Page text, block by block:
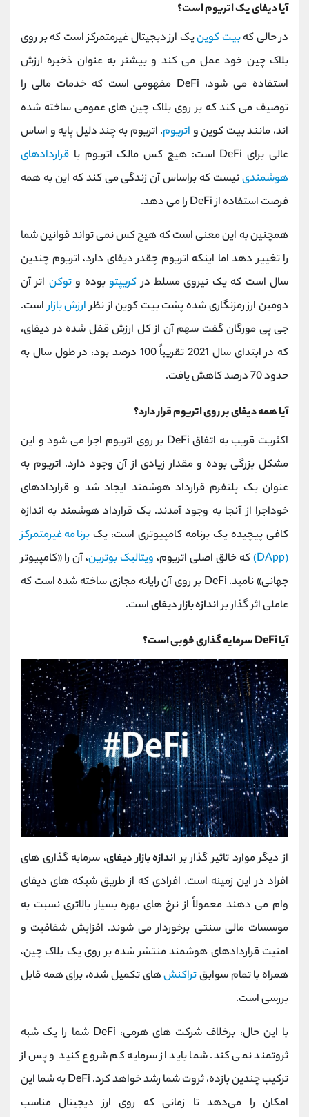
آیا دیفای یک اتریوم است؟
در حالی کهبیت کوینیک ارز دیجیتال غیرمتمرکز است که بر روی
بلاک چین خود عمل می کند و بیشتر به عنوان ذخیره ارزش
استفاده می شود، DeFi مفهومی است که خدمات مالی را
توصیف می کند که بر روی بلاک چین های عمومی ساخته شده
اند، مانند بیت کوین و اتریوم. اتریوم به چند دلیل پایه و اساس
عالی برای DeFi است: هیچ کس مالک اتریوم یا
قراردادهای
هوشمندینیست که براساس آن زندگی می کند که این به همه
فرصت استفاده از DeFi را می دهد.
همچنین به این معنی است که هیچ کس نمی تواند قوانین شما
را تغییر دهد اما اینکه اتریوم چقدر دیفای دارد، اتریوم چندین
سال است که یک نیروی مسلط درکریپتوبوده وتوکن اتر آن
دومین ارز رمزنگاری شده پشت بیت کوین از نظرارزش بازاراست.
جی پی مورگان گفت سهم آن از کل ارزش قفل شده در دیفای،
که در ابتدای سال 2021 تقریباً 100 درصد بود، در طول سال به
حدود 70 درصد کاهش یافت.
آیا همه دیفای بر روی اتریوم قرار دارد؟
اکثریت قریب به اتفاق DeFi بر روی اتریوم اجرا می شود و این
مشکل بزرگی بوده و مقدار زیادی از آن وجود دارد. اتریوم به
عنوان یک پلتفرم قرارداد هوشمند ایجاد شد و قراردادهای
خوداجرا از آنجا به وجود آمدند. یک قرارداد هوشمند به اندازه
کافی پیچیده یک برنامه کامپیوتری است، یک برنامه غیرمتمرکز
(DApp)
که خالق اصلی اتریوم، ویتالیک بوترین، آن را «کامپیوتر
جهانی» نامید. DeFi بر روی آن رایانه مجازی ساخته شده است که
عاملی اثر گذار براندازه بازار دیفایاست.
آیا DeFi سرمایه گذاری خوبی است؟
از دیگر موارد تاثیر گذار براندازه بازار دیفای، سرمایه گذاری های
افراد در این زمینه است. افرادی که از طریق شبکه های دیفای
وام می دهند معمولاً از نرخ های بهره بسیار بالاتری نسبت به
موسسات مالی سنتی برخوردار می شوند. افزایش شفافیت و
امنیت قراردادهای هوشمند منتشر شده بر روی یک بلاک چین،
همراه با تمام سوابقتراکنشهای تکمیل شده، برای همه قابل
بررسی است.
با این حال، برخلاف شرکت های هرمی، DeFi شما را یک شبه
ثروتمند نمی کند. شما باید از سرمایه کم شروع کنید و پس از
ترکیب چندین بازده، ثروت شما رشد خواهد کرد. DeFi به شما این
امکان را می‌دهد تا زمانی که روی ارز دیجیتال مناسب